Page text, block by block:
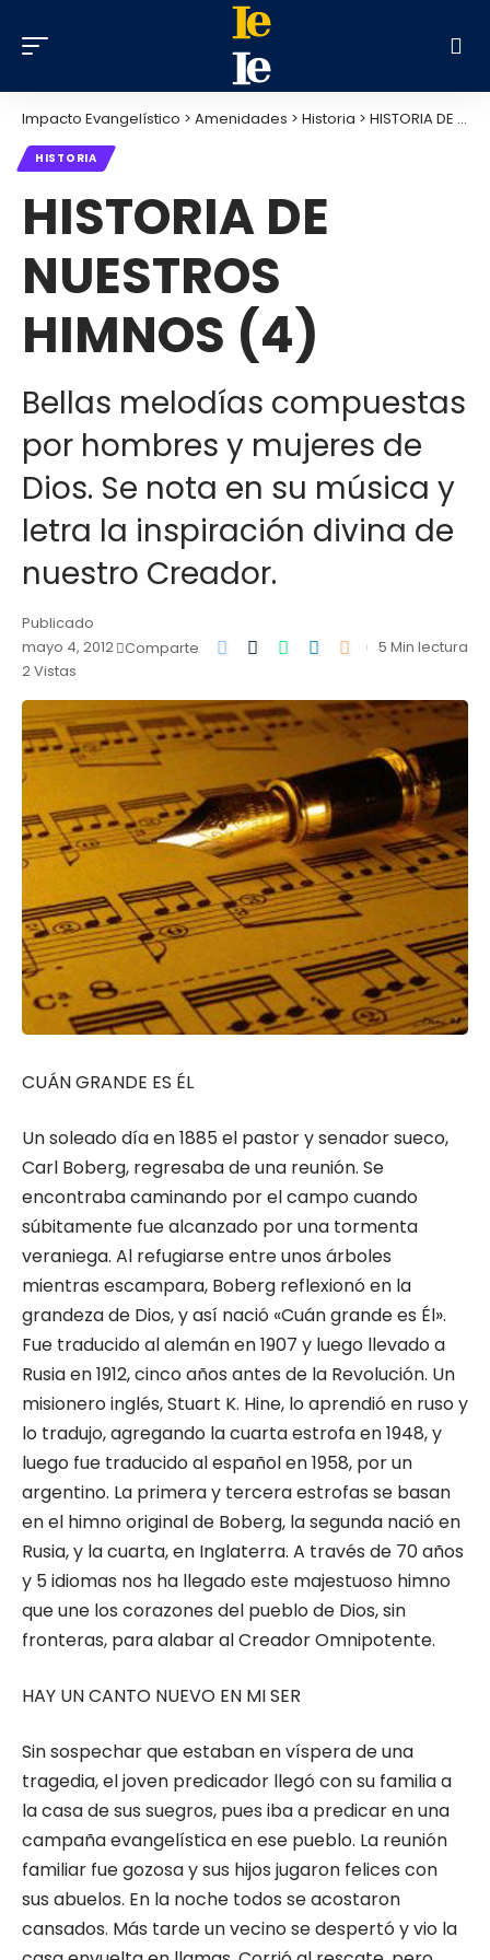
Impacto Evangelístico > Amenidades > Historia > HISTORIA DE NUESTROS HIMNOS (4)
HISTORIA
HISTORIA DE
NUESTROS
HIMNOS (4)
Bellas melodías compuestas
por hombres y mujeres de
Dios. Se nota en su música y
letra la inspiración divina de
nuestro Creador.
Publicado
mayo 4, 2012
2 Vistas
Comparte 5 Min lectura
CUÁN GRANDE ES ÉL
Un soleado día en 1885 el pastor y senador sueco,
Carl Boberg, regresaba de una reunión. Se
encontraba caminando por el campo cuando
súbitamente fue alcanzado por una tormenta
veraniega. Al refugiarse entre unos árboles
mientras escampara, Boberg reflexionó en la
grandeza de Dios, y así nació «Cuán grande es Él».
Fue traducido al alemán en 1907 y luego llevado a
Rusia en 1912, cinco años antes de la Revolución. Un
misionero inglés, Stuart K. Hine, lo aprendió en ruso y
lo tradujo, agregando la cuarta estrofa en 1948, y
luego fue traducido al español en 1958, por un
argentino. La primera y tercera estrofas se basan
en el himno original de Boberg, la segunda nació en
Rusia, y la cuarta, en Inglaterra. A través de 70 años
y 5 idiomas nos ha llegado este majestuoso himno
que une los corazones del pueblo de Dios, sin
fronteras, para alabar al Creador Omnipotente.
HAY UN CANTO NUEVO EN MI SER
Sin sospechar que estaban en víspera de una
tragedia, el joven predicador llegó con su familia a
la casa de sus suegros, pues iba a predicar en una
campaña evangelística en ese pueblo. La reunión
familiar fue gozosa y sus hijos jugaron felices con
sus abuelos. En la noche todos se acostaron
cansados. Más tarde un vecino se despertó y vio la